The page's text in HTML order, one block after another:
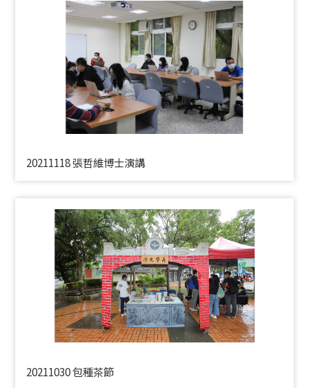
20211118 張哲維博士演講
20211030 包種茶節